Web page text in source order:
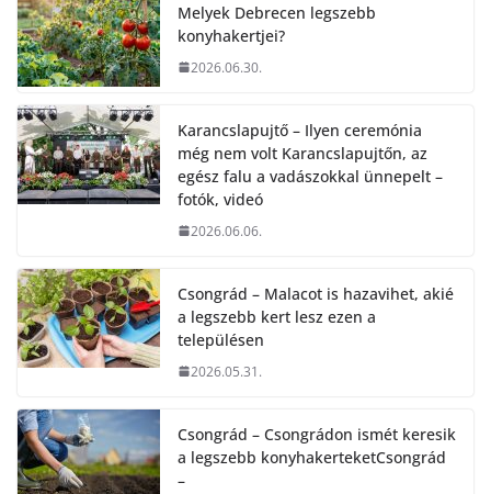
Melyek Debrecen legszebb
konyhakertjei?
2026.06.30.
Karancslapujtő – Ilyen ceremónia
még nem volt Karancslapujtőn, az
egész falu a vadászokkal ünnepelt –
fotók, videó
2026.06.06.
Csongrád – Malacot is hazavihet, akié
a legszebb kert lesz ezen a
településen
2026.05.31.
Csongrád – Csongrádon ismét keresik
a legszebb konyhakerteketCsongrád
–